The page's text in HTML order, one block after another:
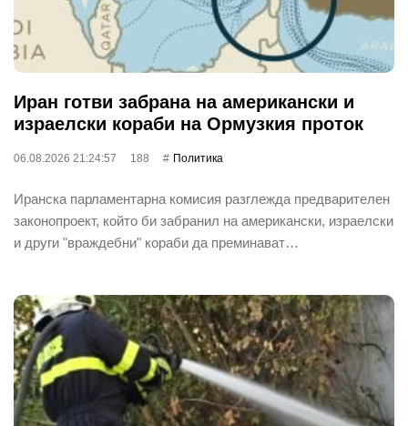
Иран готви забрана на американски и
израелски кораби на Ормузкия проток
06.08.2026 21:24:57 188 Политика
Иранска парламентарна комисия разглежда предварителен
законопроект, който би забранил на американски, израелски
и други "враждебни" кораби да преминават…